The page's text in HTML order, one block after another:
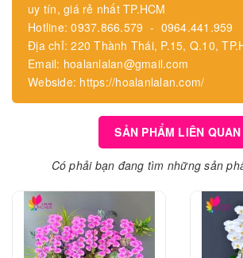
uy tín, giá rẻ nhất TP.HCM
Hotline: 0937.866.579 - 0964.441.959
Địa chỉ: 220 Thành Thái, P.15, Q.10,
Email: hoalanlalan@gmail.com
Webside: https://hoalanlalan.com/
SẢN PHẨM LIÊN QUAN
Có phải bạn đang tìm những sản